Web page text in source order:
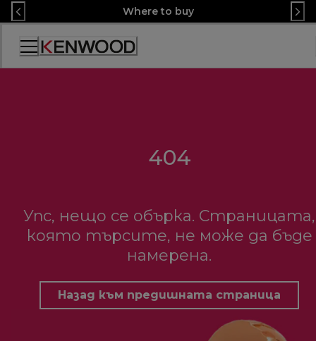
Skip
to
Content
Where to buy
Декларация
за
404
Упс, нещо се обърка. Страницата,
която търсите, не може да бъде
намерена.
Назад към предишната страница